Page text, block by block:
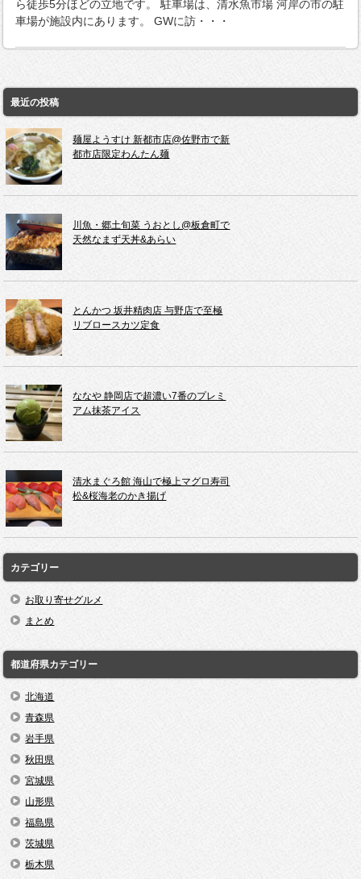
ら徒歩5分ほどの立地です。 駐車場は、清水魚市場 河岸の市の駐
車場が施設内にあります。 GWに訪・・・
最近の投稿
麺屋ようすけ 新都市店@佐野市で新
都市店限定わんたん麺
川魚・郷土旬菜 うおとし@板倉町で
天然なまず天丼&あらい
とんかつ 坂井精肉店 与野店で至極
リブロースカツ定食
ななや 静岡店で超濃い7番のプレミ
アム抹茶アイス
清水まぐろ館 海山で極上マグロ寿司
松&桜海老のかき揚げ
カテゴリー
お取り寄せグルメ
まとめ
都道府県カテゴリー
北海道
青森県
岩手県
秋田県
宮城県
山形県
福島県
茨城県
栃木県